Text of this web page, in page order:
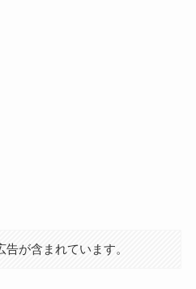
が含まれています。